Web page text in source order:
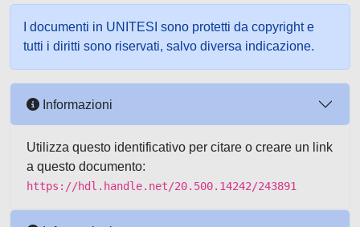
I documenti in UNITESI sono protetti da copyright e
tutti i diritti sono riservati, salvo diversa indicazione.
Informazioni
Utilizza questo identificativo per citare o creare un link
a questo documento:
https://hdl.handle.net/20.500.14242/243891